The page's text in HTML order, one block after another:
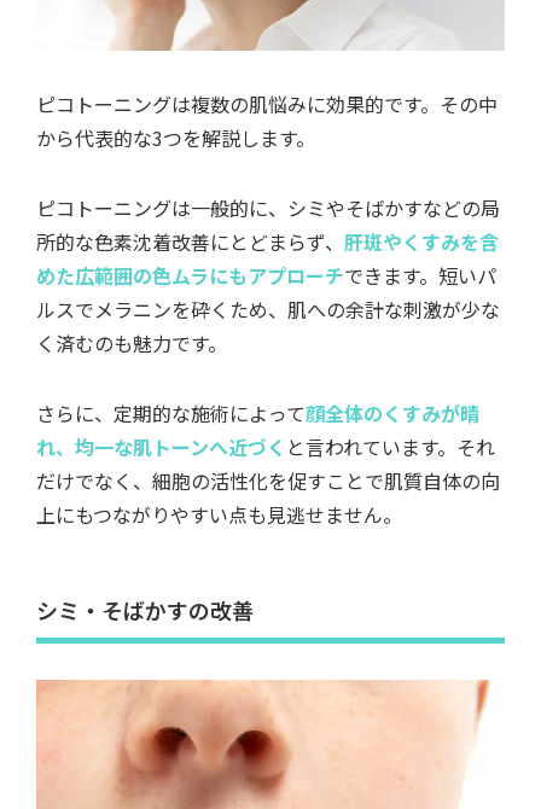
ピコトーニングは複数の肌悩みに効果的です。その中
から代表的な3つを解説します。
ピコトーニングは一般的に、シミやそばかすなどの局
所的な色素沈着改善にとどまらず、 肝斑やくすみを含
めた広範囲の色ムラにもアプローチできます。短いパ
ルスでメラニンを砕くため、肌への余計な刺激が少な
く済むのも魅力です。
さらに、定期的な施術によって顔全体のくすみが晴
れ、均一な肌トーンへ近づく と言われています。それ
だけでなく、細胞の活性化を促すことで肌質自体の向
上にもつながりやすい点も見逃せません。
シミ・そばかすの改善